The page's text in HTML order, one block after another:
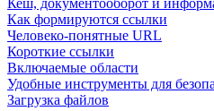
Кеш, документооборот и
Как формируются ссылки
Человеко-понятные URL
Короткие ссылки
Включаемые области
Удобные инструменты для
Загрузка файлов